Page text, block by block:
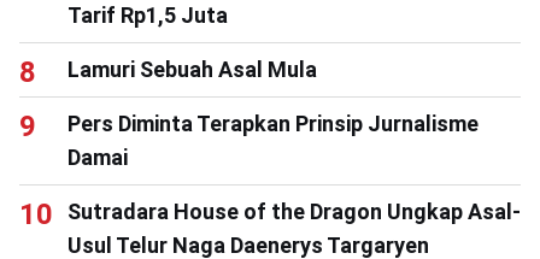
Tarif Rp1,5 Juta
Lamuri Sebuah Asal Mula
Pers Diminta Terapkan Prinsip Jurnalisme
Damai
Sutradara House of the Dragon Ungkap Asal-
Usul Telur Naga Daenerys Targaryen